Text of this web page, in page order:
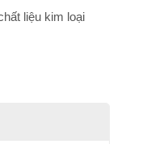
liệu kim loại